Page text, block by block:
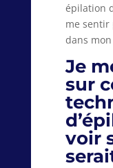
épilation
me sentir
dans
Je
sur
voir